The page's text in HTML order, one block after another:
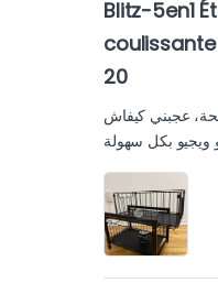
Blitz-5en1
coulissante
20
عجبني كيفاش